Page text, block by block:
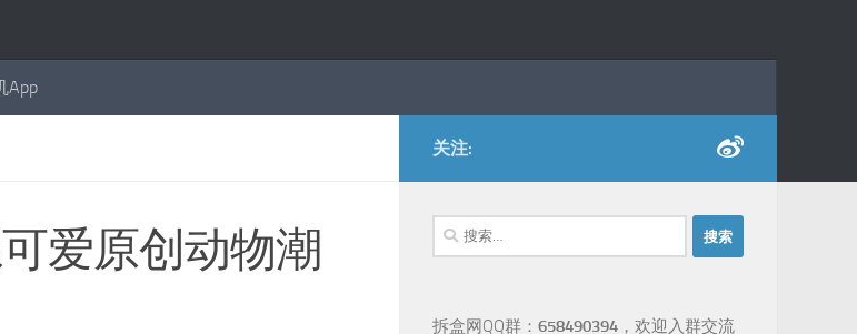
App
爱原创动物潮
关注:
搜
索：
拆盒网QQ群： 658490394 ，欢迎入群交流